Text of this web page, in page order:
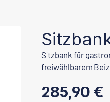
Sitzbank für
freiwählbarem
Regulärer Preis:
285,90 €